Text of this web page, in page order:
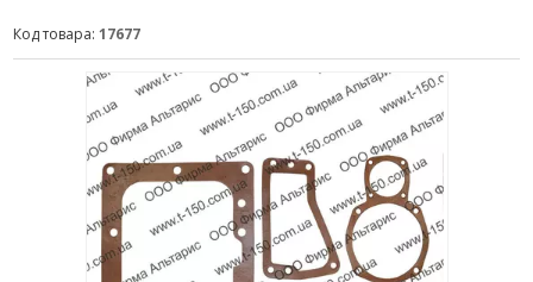
Код товара: 17677